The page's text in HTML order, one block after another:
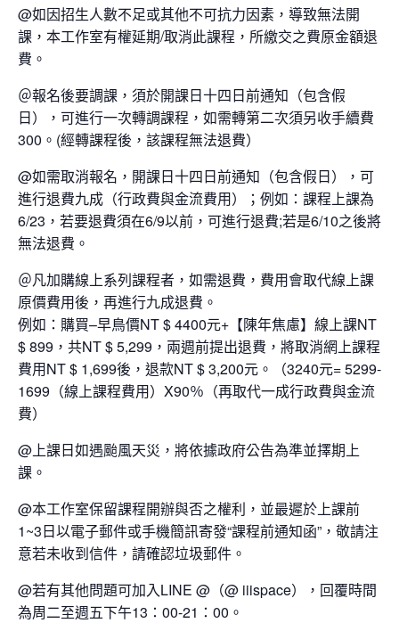
@如因招生人數不足或其他不可抗力因素，導致無法開
課，本工作室有權延期/取消此課程，所繳交之費原金額退
費。
＠報名後要調課，須於開課日十四日前通知（包含假
日），可進行一次轉調課程，如需轉第二次須另收手續費
300。(經轉課程後，該課程無法退費）
@如需取消報名，開課日十四日前通知（包含假日），可
進行退費九成（行政費與金流費用）；例如：課程上課為
6/23，若要退費須在6/9以前，可進行退費;若是6/10之後將
無法退費。
＠凡加購線上系列課程者，如需退費，費用會取代線上課
原價費用後，再進行九成退費。
例如：購買–早鳥價NT $ 4400元+【陳年焦慮】線上課NT
$ 899，共NT $ 5,299，兩週前提出退費，將取消網上課程
費用NT $ 1,699後，退款NT $ 3,200元。（3240元= 5299-
1699（線上課程費用）X90％（再取代一成行政費與金流
費）
@上課日如遇颱風天災，將依據政府公告為準並擇期上
課。
@本工作室保留課程開辦與否之權利，並最遲於上課前
1~3日以電子郵件或手機簡訊寄發“課程前通知函”，敬請注
意若未收到信件，請確認垃圾郵件。
@若有其他問題可加入LINE @（@ iiispace），回覆時間
為周二至週五下午13：00-21：00。